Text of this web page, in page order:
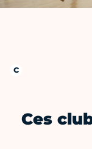
Ces